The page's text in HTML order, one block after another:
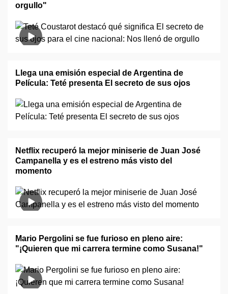
orgullo"
Llega una emisión especial de Argentina de
Película: Teté presenta El secreto de sus ojos
Netflix recuperó la mejor miniserie de Juan José
Campanella y es el estreno más visto del
momento
Mario Pergolini se fue furioso en pleno aire:
"¡Quieren que mi carrera termine como Susana!"